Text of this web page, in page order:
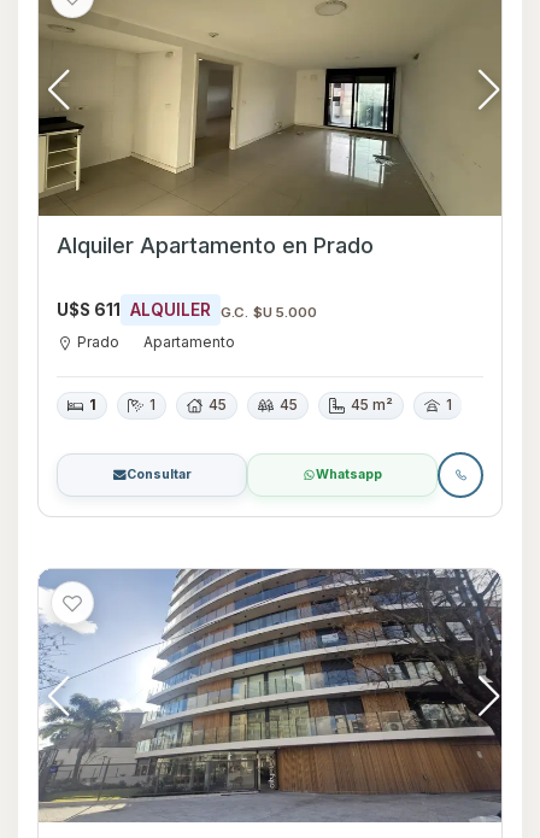
Alquiler Apartamento en Prado
U$S 611 ALQUILER G.C. $U 5.000
Prado Apartamento
1 1 45 45 45 m² 1
Consultar Whatsapp